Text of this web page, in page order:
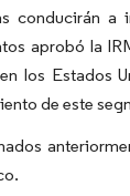
conducirán
aprobó la
los Estados
de este